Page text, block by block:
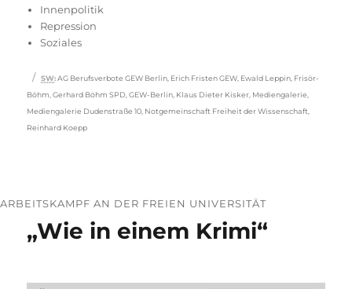
Innenpolitik
Repression
Soziales
Schlagwörter
SW: AG Berufsverbote GEW Berlin Erich Fristen GEW Ewald Leppin Frisör-
Böhm ,Gerhard Böhm SPD ,GEW-Berlin Klaus Dieter Kisker Mediengalerie
Mediengalerie Dudenstraße 10 Notgemeinschaft Freiheit der Wissenschaft
Reinhard Koepp
ARBEITSKAMPF AN DER FREIEN UNIVERSITÄT
„Wie in einem Krimi“